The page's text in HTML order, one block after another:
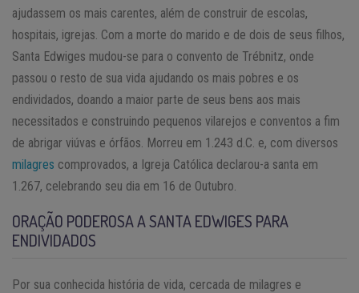
ajudassem os mais carentes, além de construir de escolas,
hospitais, igrejas. Com a morte do marido e de dois de seus filhos,
Santa Edwiges mudou-se para o convento de Trébnitz, onde
passou o resto de sua vida ajudando os mais pobres e os
endividados, doando a maior parte de seus bens aos mais
necessitados e construindo pequenos vilarejos e conventos a fim
de abrigar viúvas e órfãos. Morreu em 1.243 d.C. e, com diversos
milagres comprovados, a Igreja Católica declarou-a santa em
1.267, celebrando seu dia em 16 de Outubro.
ORAÇÃO PODEROSA A SANTA EDWIGES PARA
ENDIVIDADOS
Por sua conhecida história de vida, cercada de milagres e